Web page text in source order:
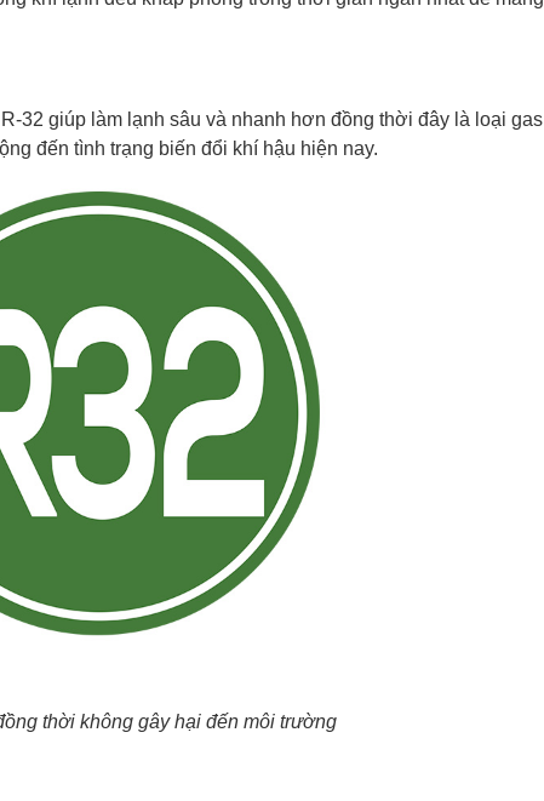
32 giúp làm lạnh sâu và nhanh hơn đồng thời đây là loại gas
đến tình trạng biến đổi khí hậu hiện nay.
thời không gây hại đến môi trường